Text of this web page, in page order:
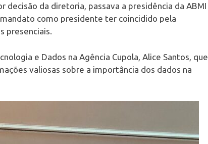
decisão da diretoria, passava a presidência da ABMI
como presidente ter coincidido pela
presenciais.
e Dados na Agência Cupola, Alice Santos, que
valiosas sobre a importância dos dados na